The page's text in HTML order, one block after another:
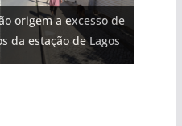
origem a excesso de
da estação de Lagos